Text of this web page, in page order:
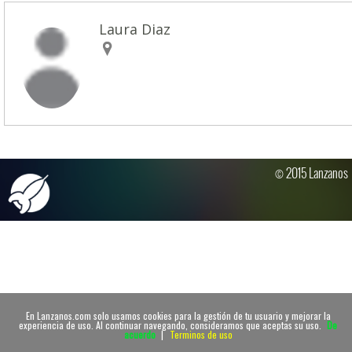
En Lanzanos.com solo usamos cookies para la gestión de tu usuario y mejorar la
experiencia de uso. Al continuar navegando, consideramos que aceptas su uso. De
acuerdo | Terminos de uso
Laura Diaz
© 2015 Lanzanos